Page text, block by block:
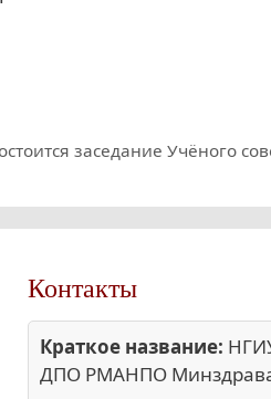
заседание Учёного
Контакты
Краткое название:
ДПО РМАНПО